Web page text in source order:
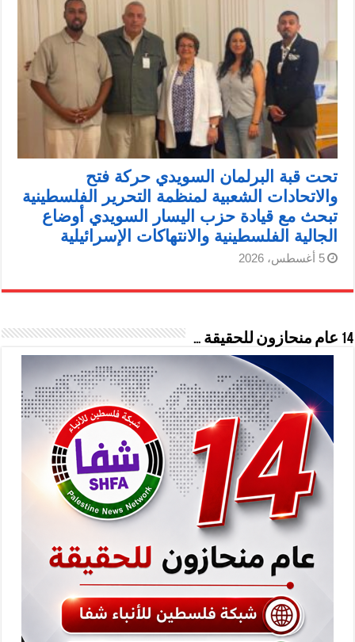
تحت قبة البرلمان السويدي حركة فتح
والاتحادات الشعبية لمنظمة التحرير الفلسطينية
تبحث مع قيادة حزب اليسار السويدي أوضاع
الجالية الفلسطينية والانتهاكات الإسرائيلية
5 أغسطس، 2026
14 عام منحازون للحقيقة …